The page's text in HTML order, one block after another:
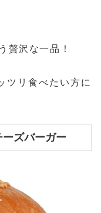
贅沢な一品！
ツリ食べたい方に
ズバーガー